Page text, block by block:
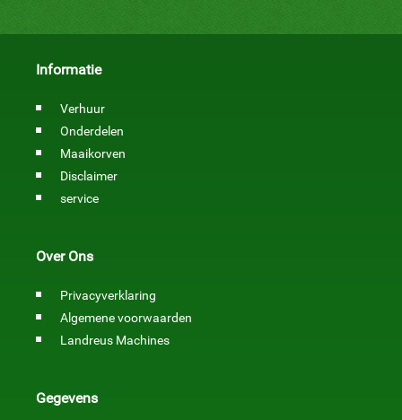
Informatie
Verhuur
Onderdelen
Maaikorven
Disclaimer
service
Over Ons
Privacyverklaring
Algemene voorwaarden
Landreus Machines
Gegevens